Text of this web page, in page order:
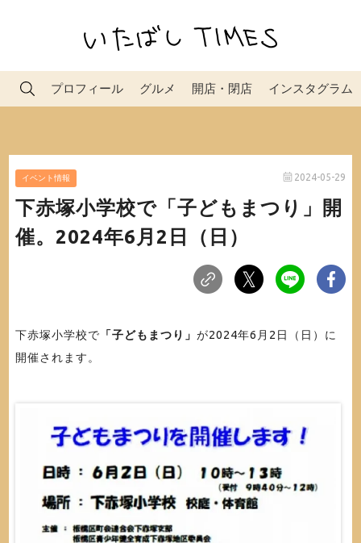
プロフィール グルメ 開店・閉店 インスタグラム
イベント情報 2024-05-29
下赤塚小学校で「子どもまつり」開
催。2024年6月2日（日）
下赤塚小学校で 「子どもまつり」 が2024年6月2日（日）に
開催されます。